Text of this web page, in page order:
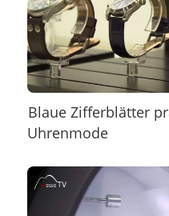
Blaue Zifferblätter
Uhrenmode